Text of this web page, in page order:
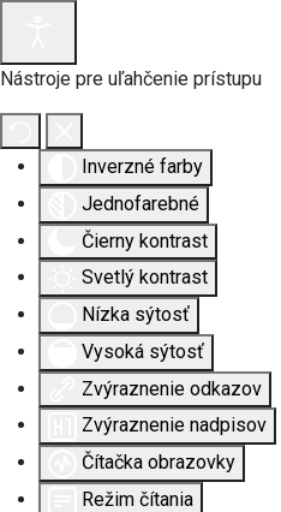
Nástroje pre uľahčenie prístupu
Inverzné farby
Jednofarebné
Čierny kontrast
Svetlý kontrast
Nízka sýtosť
Vysoká sýtosť
Zvýraznenie odkazov
Zvýraznenie nadpisov
Čítačka obrazovky
Režim čítania